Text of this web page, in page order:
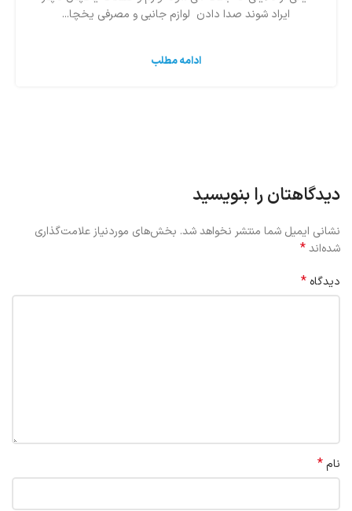
ایراد شوند صدا دادن لوازم جانبی و مصرفی یخچا...
ادامه مطلب
دیدگاهتان را بنویسید
نشانی ایمیل شما منتشر نخواهد شد. بخش‌های موردنیاز علامت‌گذاری
شده‌اند*
دیدگاه *
نام*